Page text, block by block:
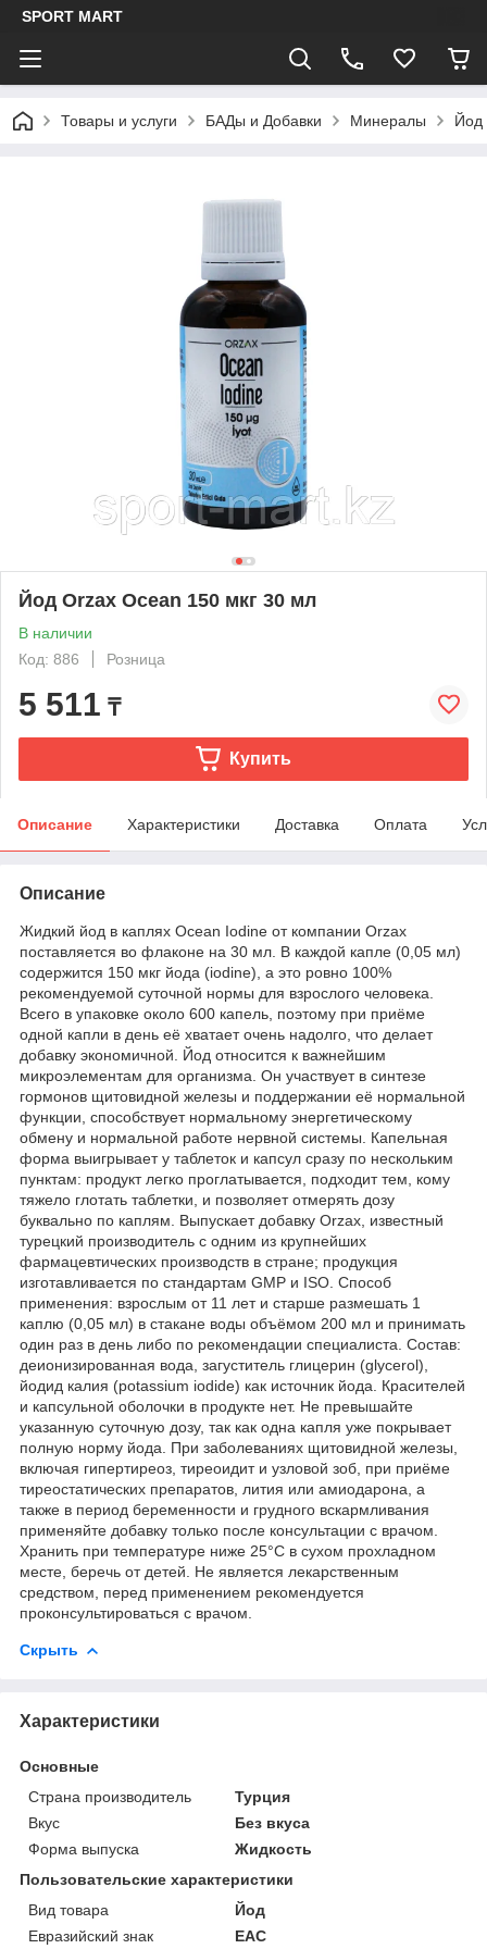
SPORT MART
Товары и услуги БАДы и Добавки Минералы Йод
Йод Orzax Ocean 150 мкг 30 мл
В наличии
Код: 886
Розница
5 511 ₸
Купить
Описание Характеристики Доставка Оплата
Описание
Жидкий йод в каплях Ocean Iodine от компании Orzax
поставляется во флаконе на 30 мл. В каждой капле (0,05 мл)
содержится 150 мкг йода (iodine), а это ровно 100%
рекомендуемой суточной нормы для взрослого человека.
Всего в упаковке около 600 капель, поэтому при приёме
одной капли в день её хватает очень надолго, что делает
добавку экономичной. Йод относится к важнейшим
микроэлементам для организма. Он участвует в синтезе
гормонов щитовидной железы и поддержании её нормальной
функции, способствует нормальному энергетическому
обмену и нормальной работе нервной системы. Капельная
форма выигрывает у таблеток и капсул сразу по нескольким
пунктам: продукт легко проглатывается, подходит тем, кому
тяжело глотать таблетки, и позволяет отмерять дозу
буквально по каплям. Выпускает добавку Orzax, известный
турецкий производитель с одним из крупнейших
фармацевтических производств в стране; продукция
изготавливается по стандартам GMP и ISO. Способ
применения: взрослым от 11 лет и старше размешать 1
каплю (0,05 мл) в стакане воды объёмом 200 мл и принимать
один раз в день либо по рекомендации специалиста. Состав:
деионизированная вода, загуститель глицерин (glycerol),
йодид калия (potassium iodide) как источник йода. Красителей
и капсульной оболочки в продукте нет. Не превышайте
указанную суточную дозу, так как одна капля уже покрывает
полную норму йода. При заболеваниях щитовидной железы,
включая гипертиреоз, тиреоидит и узловой зоб, при приёме
тиреостатических препаратов, лития или амиодарона, а
также в период беременности и грудного вскармливания
применяйте добавку только после консультации с врачом.
Хранить при температуре ниже 25°C в сухом прохладном
месте, беречь от детей. Не является лекарственным
средством, перед применением рекомендуется
проконсультироваться с врачом.
Скрыть
Характеристики
Основные
Страна производитель
Турция
Вкус
Без вкуса
Форма выпуска
Жидкость
Пользовательские характеристики
Вид товара
Йод
Евразийский знак
ЕАС